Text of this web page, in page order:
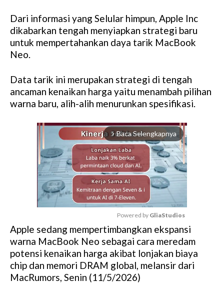
Dari informasi yang Selular himpun, Apple Inc
dikabarkan tengah menyiapkan strategi baru
untuk mempertahankan daya tarik MacBook
Neo.
Data tarik ini merupakan strategi di tengah
ancaman kenaikan harga yaitu menambah pilihan
warna baru, alih-alih menurunkan spesifikasi.
arrow_forward_ios Baca Selengkapnya
M
u
t
Powered by GliaStudios
Apple sedang mempertimbangkan ekspansi
warna MacBook Neo sebagai cara meredam
potensi kenaikan harga akibat lonjakan biaya
chip dan memori DRAM global, melansir dari
MacRumors, Senin (11/5/2026)